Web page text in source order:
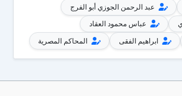
عبد الرحمن الجوزي أبو الفرج
عباس محمود العقاد
ابراهيم الفقى المحاكم المصرية